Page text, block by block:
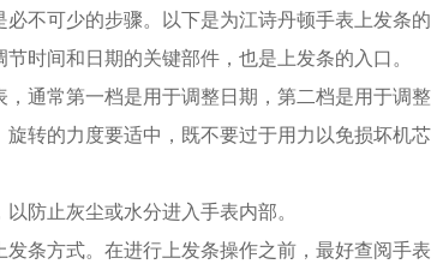
不可少的步骤。以下是为江诗丹顿手表上发条
间和日期的关键部件，也是上发条的入口。
常第一档是用于调整日期，第二档是用于调
的力度要适中，既不要过于用力以免损坏机
防止灰尘或水分进入手表内部。
方式。在进行上发条操作之前，最好查阅手